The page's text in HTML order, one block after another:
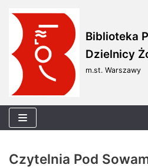
Skocz
do
treści
Biblioteka
Dzielnicy
m.st. Warszawy
Czytelnia Pod